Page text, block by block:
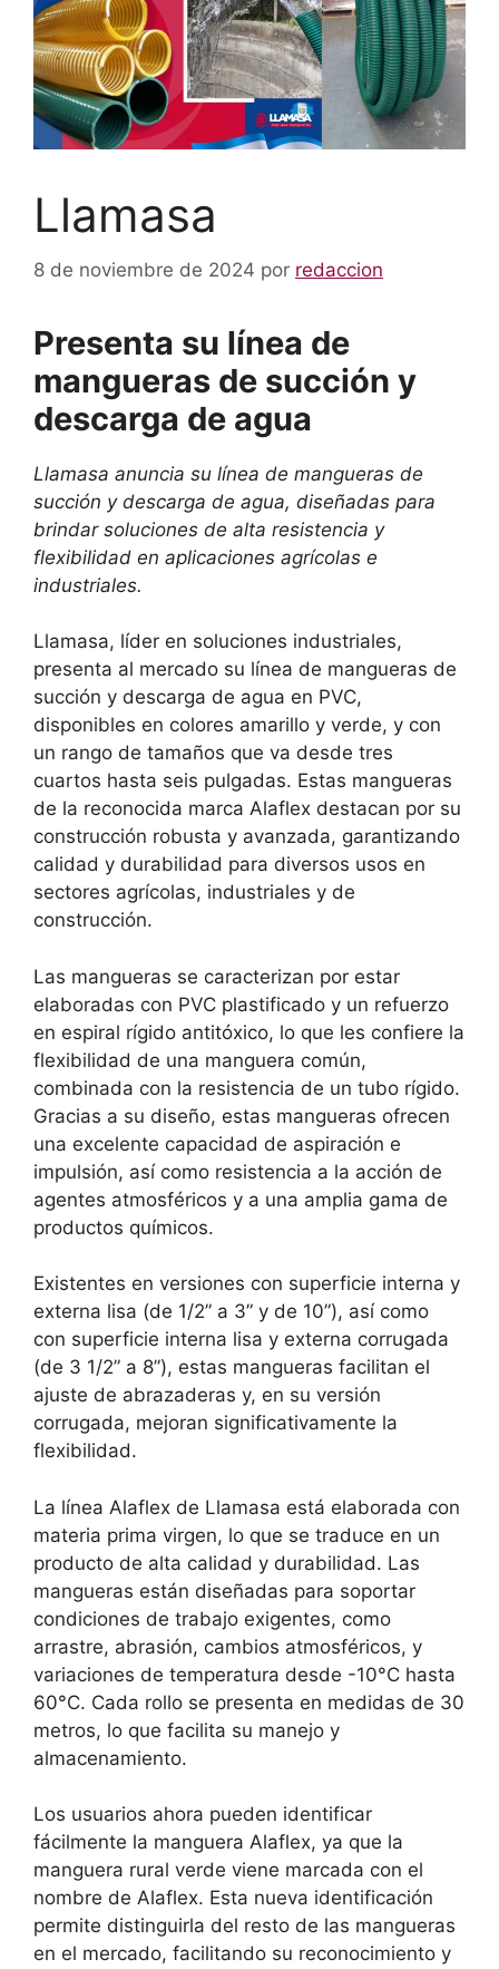
Llamasa
8 de noviembre de 2024 por redaccion
Presenta su línea de
mangueras de succión y
descarga de agua
Llamasa anuncia su línea de mangueras de
succión y descarga de agua, diseñadas para
brindar soluciones de alta resistencia y
flexibilidad en aplicaciones agrícolas e
industriales.
Llamasa, líder en soluciones industriales,
presenta al mercado su línea de mangueras de
succión y descarga de agua en PVC,
disponibles en colores amarillo y verde, y con
un rango de tamaños que va desde tres
cuartos hasta seis pulgadas. Estas mangueras
de la reconocida marca Alaflex destacan por su
construcción robusta y avanzada, garantizando
calidad y durabilidad para diversos usos en
sectores agrícolas, industriales y de
construcción.
Las mangueras se caracterizan por estar
elaboradas con PVC plastificado y un refuerzo
en espiral rígido antitóxico, lo que les confiere la
flexibilidad de una manguera común,
combinada con la resistencia de un tubo rígido.
Gracias a su diseño, estas mangueras ofrecen
una excelente capacidad de aspiración e
impulsión, así como resistencia a la acción de
agentes atmosféricos y a una amplia gama de
productos químicos.
Existentes en versiones con superficie interna y
externa lisa (de 1/2” a 3” y de 10”), así como
con superficie interna lisa y externa corrugada
(de 3 1/2” a 8”), estas mangueras facilitan el
ajuste de abrazaderas y, en su versión
corrugada, mejoran significativamente la
flexibilidad.
La línea Alaflex de Llamasa está elaborada con
materia prima virgen, lo que se traduce en un
producto de alta calidad y durabilidad. Las
mangueras están diseñadas para soportar
condiciones de trabajo exigentes, como
arrastre, abrasión, cambios atmosféricos, y
variaciones de temperatura desde -10°C hasta
60°C. Cada rollo se presenta en medidas de 30
metros, lo que facilita su manejo y
almacenamiento.
Los usuarios ahora pueden identificar
fácilmente la manguera Alaflex, ya que la
manguera rural verde viene marcada con el
nombre de Alaflex. Esta nueva identificación
permite distinguirla del resto de las mangueras
en el mercado, facilitando su reconocimiento y